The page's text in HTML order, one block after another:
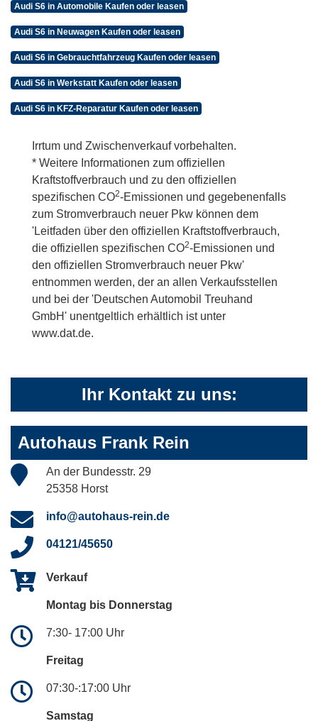
Audi S6 in Automobile Kaufen oder leasen
Audi S6 in Neuwagen Kaufen oder leasen
Audi S6 in Gebrauchtfahrzeug Kaufen oder leasen
Audi S6 in Werkstatt Kaufen oder leasen
Audi S6 in KFZ-Reparatur Kaufen oder leasen
Irrtum und Zwischenverkauf vorbehalten.
* Weitere Informationen zum offiziellen
Kraftstoffverbrauch und zu den offiziellen
spezifischen CO2-Emissionen und gegebenenfalls
zum Stromverbrauch neuer Pkw können dem
'Leitfaden über den offiziellen Kraftstoffverbrauch,
die offiziellen spezifischen CO2-Emissionen und
den offiziellen Stromverbrauch neuer Pkw'
entnommen werden, der an allen Verkaufsstellen
und bei der 'Deutschen Automobil Treuhand
GmbH' unentgeltlich erhältlich ist unter
www.dat.de.
Ihr Kontakt zu uns:
Autohaus Frank Rein
An der Bundesstr. 29
25358 Horst
info@autohaus-rein.de
04121/45650
Verkauf
Montag bis Donnerstag
7:30- 17:00 Uhr
Freitag
07:30-:17:00 Uhr
Samstag